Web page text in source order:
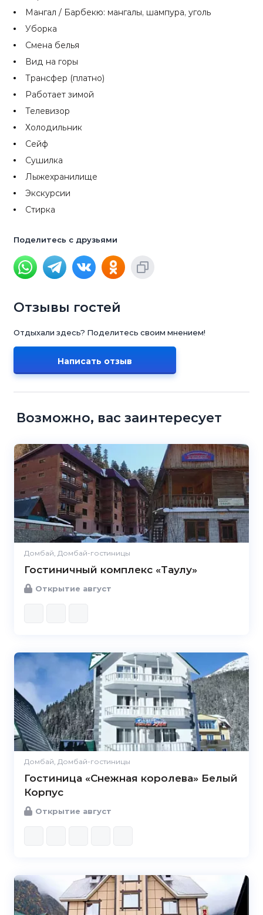
Мангал / Барбекю: мангалы, шампура, уголь
Уборка
Смена белья
Вид на горы
Трансфер (платно)
Работает зимой
Телевизор
Холодильник
Сейф
Сушилка
Лыжехранилище
Экскурсии
Стирка
Поделитесь с друзьями
Отзывы гостей
Отдыхали здесь? Поделитесь своим мнением!
Написать отзыв
Возможно, вас заинтересует
Домбай, Домбай-гостиницы
Гостиничный комплекс «Таулу»
Открытие август
Домбай, Домбай-гостиницы
Гостиница «Снежная королева» Белый
Корпус
Открытие август